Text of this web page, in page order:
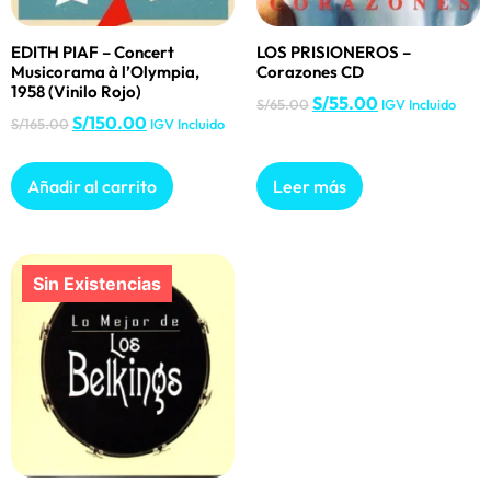
EDITH PIAF – Concert
Musicorama à l’Olympia,
1958 (Vinilo Rojo)
S/165.00S/150.00 IGV Incluido
Añadir al carrito
LOS PRISIONEROS –
Corazones CD
S/65.00S/55.00 IGV Incluido
Leer más